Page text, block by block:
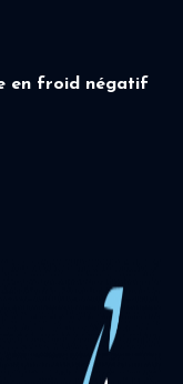
en froid négatif